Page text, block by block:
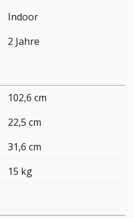
Indoor
2 Jahre
102,6 cm
22,5 cm
31,6 cm
15 kg